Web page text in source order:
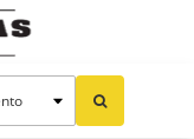
e tendências